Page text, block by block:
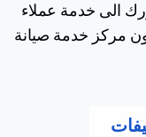
الى خدمة عملاء
مركز خدمة صيانة